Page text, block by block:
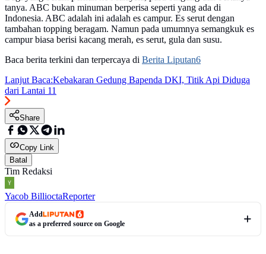
tanya. ABC bukan minuman berperisa seperti yang ada di
Indonesia. ABC adalah ini adalah es campur. Es serut dengan
tambahan topping beragam. Namun pada umumnya semangkuk es
campur biasa berisi kacang merah, es serut, gula dan susu.
Baca berita terkini dan terpercaya di Berita Liputan6
Lanjut Baca:Kebakaran Gedung Bapenda DKI, Titik Api Diduga
dari Lantai 11
Share
Copy Link
Batal
Tim Redaksi
Yacob BillioctaReporter
Add
as a preferred source on Google